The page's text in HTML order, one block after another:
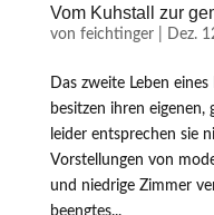
Vom Kuhstall zur
von feichtinger| Dez.
Das zweite Leben
besitzen ihren eigenen,
leider entsprechen sie
Vorstellungen von
und niedrige Zimmer
beengtes...